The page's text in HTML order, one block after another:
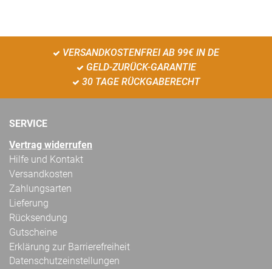
VERSANDKOSTENFREI AB 99€ IN DE
GELD-ZURÜCK-GARANTIE
30 TAGE RÜCKGABERECHT
SERVICE
Vertrag widerrufen
Hilfe und Kontakt
Versandkosten
Zahlungsarten
Lieferung
Rücksendung
Gutscheine
Erklärung zur Barrierefreiheit
Datenschutzeinstellungen